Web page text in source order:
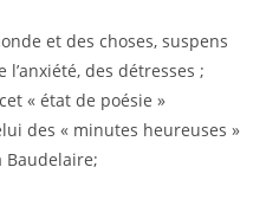
et des choses, suspens
des détresses ;
« état de poésie »
des « minutes heureuses »
Baudelaire;